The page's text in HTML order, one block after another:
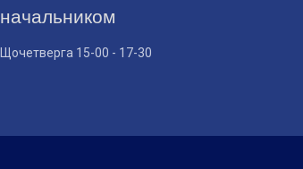
начальником
Щочетверга 15-00 - 17-30